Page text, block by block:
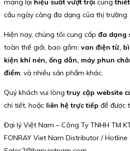
mang lại hiệu suất vượt trội cùng
cầu ngày càng đa dạng của thị trường.
Hiện nay, chúng tôi cung cấp đa dạng
toàn thế giới, bao gồm: van điện từ,
kiện khí nén, ống dẫn, máy phun
điểm, và nhiều sản phẩm khác.
Quý khách vui lòngtruy cập website
chi tiết, hoặc liên hệ trực tiếp để được
Đại lý Việt Nam – Công Ty TNHH TM
FONRAY Viet Nam Distributor / Hotline